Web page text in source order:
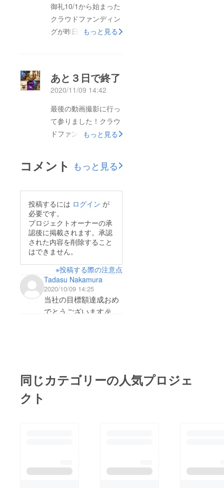
御礼10/1から始まった
クラウドファンディン
グが昨日で無事終了し
た皆さま厚く御礼申し
上げます。尚、お詫び
ですが、ご支援頂いた
皆さまのリストが終了
まで分からないシステ
大変申し訳ありませ
うなるかと思いました
が、お陰様で色んなこ
とが見えて、勉強にも
なりました。多くは語
りませんが、良いも悪
いも見えました。笑こ
れからは、良いところ
だけを見て前を向いて
行こうと思います。映
像もほぼほぼ出来上
下さい。最後に、再度
中にお名前のない方が
もっと見る
あと３日で終了
2020/11/09 14:42
最後の動画撮影に行っ
て参りました！クラウ
ドファンディングもい
た。お陰様でもう
200%達成しておりま
けるとは夢にも思って
いませんでした。身の
引き締まる思い、ほん
とに感謝でしかありま
うございます。動画撮
影費以外に余った分
は、次のCDの資金に
したいと思っておりま
からやっています。ご
無理なきよう、ほんの
なっております。
もっと見る
コメント もっと見る
投稿するには ログイン が
必要です。
プロジェクトオーナーの承
認後に掲載されます。承認
された内容を削除すること
はできません。
※投稿する際の注意点
Tadasu Nakamura
2020/10/09 14:25
当社の目標額達成おめ
でとうございます🎉
手く歌える指導もあり
同じカテゴリーの人気プロジェ
クト